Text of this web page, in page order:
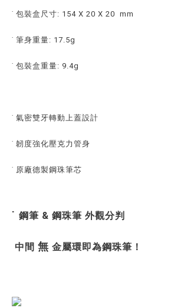
˙ 包裝盒尺寸: 154 X 20 X 20 mm
˙ 筆身重量: 17.5g
˙ 包裝盒重量: 9.4g
˙ 氣密雙牙轉動上蓋設計
˙ 韌度強化壓克力管身
˙ 原廠德製鋼珠筆芯
˙ 鋼筆 & 鋼珠筆 外觀分判
中間 無 金屬環即為鋼珠筆！